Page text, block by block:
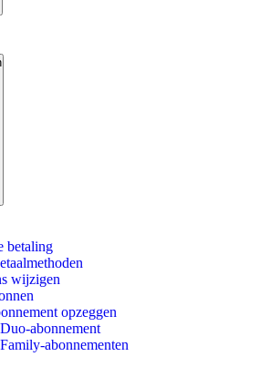
betaling
wijzigen
opzeggen
abonnement
abonnementen